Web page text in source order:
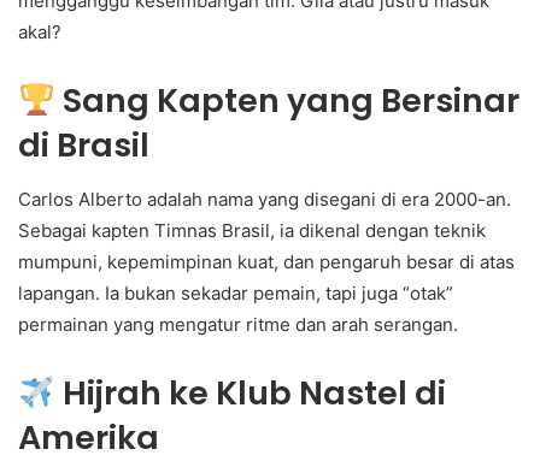
akal?
Sang Kapten yang Bersinar
di Brasil
Carlos Alberto adalah nama yang disegani di era 2000-an.
Sebagai kapten Timnas Brasil, ia dikenal dengan teknik
mumpuni, kepemimpinan kuat, dan pengaruh besar di atas
lapangan. Ia bukan sekadar pemain, tapi juga “otak”
permainan yang mengatur ritme dan arah serangan.
Hijrah ke Klub Nastel di
Amerika